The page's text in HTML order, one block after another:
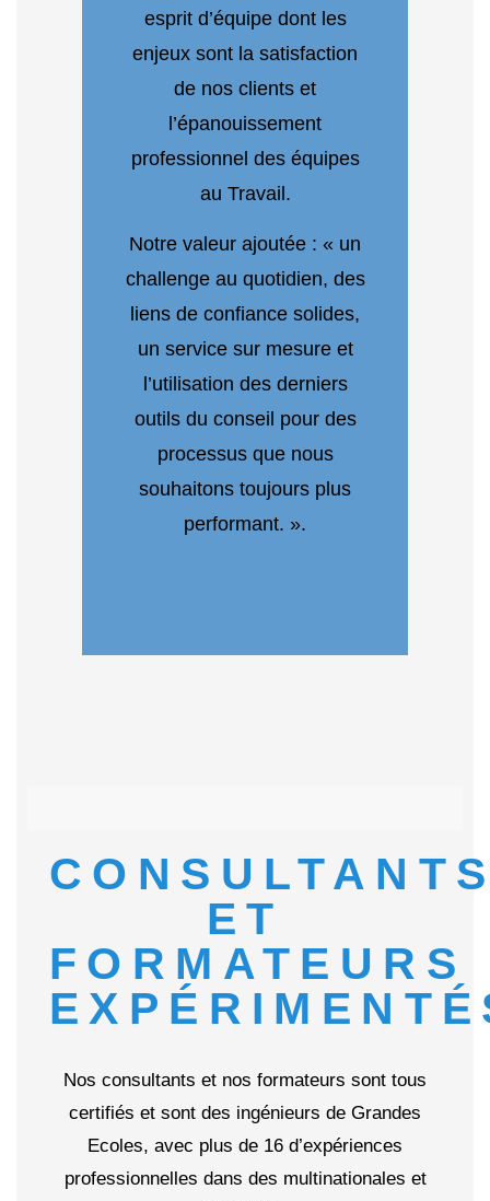
esprit d’équipe dont les
enjeux sont la satisfaction
de nos clients et
l’épanouissement
professionnel des équipes
au Travail.
Notre valeur ajoutée : « un
challenge au quotidien, des
liens de confiance solides,
un service sur mesure et
l’utilisation des derniers
outils du conseil pour des
processus que nous
souhaitons toujours plus
performant. ».
ET
FORMATEURS
Nos consultants et nos formateurs sont tous
certifiés et sont des ingénieurs de Grandes
Ecoles, avec plus de 16 d’expériences
professionnelles dans des multinationales et